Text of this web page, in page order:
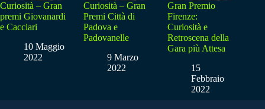
Curiosità – Gran
premi Giovanardi
e Cacciari
10 Maggio
2022
Curiosità – Gran
Premi Città di
Padova e
Padovanelle
9 Marzo
2022
Gran Premio
Firenze:
Curiosità e
Retroscena della
Gara più Attesa
15
Febbraio
2022